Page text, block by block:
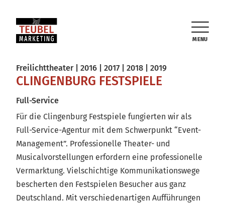
MENU
Freilichttheater | 2016 | 2017 | 2018 | 2019
CLINGENBURG FESTSPIELE
Full-Service
Für die Clingenburg Festspiele fungierten wir als
Full-Service-Agentur mit dem Schwerpunkt “Event-
Management”. Professionelle Theater- und
Musicalvorstellungen erfordern eine professionelle
Vermarktung. Vielschichtige Kommunikationswege
bescherten den Festspielen Besucher aus ganz
Deutschland. Mit verschiedenartigen Aufführungen